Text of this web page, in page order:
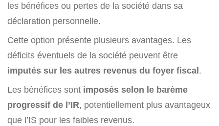
les bénéfices ou pertes de la société dans sa
déclaration personnelle.
Cette option présente plusieurs avantages. Les
déficits éventuels de la société peuvent être
imputés sur les autres revenus du foyer fiscal.
Les bénéfices sont imposés selon le barème
progressif de l’IR, potentiellement plus avantageux
que l’IS pour les faibles revenus.